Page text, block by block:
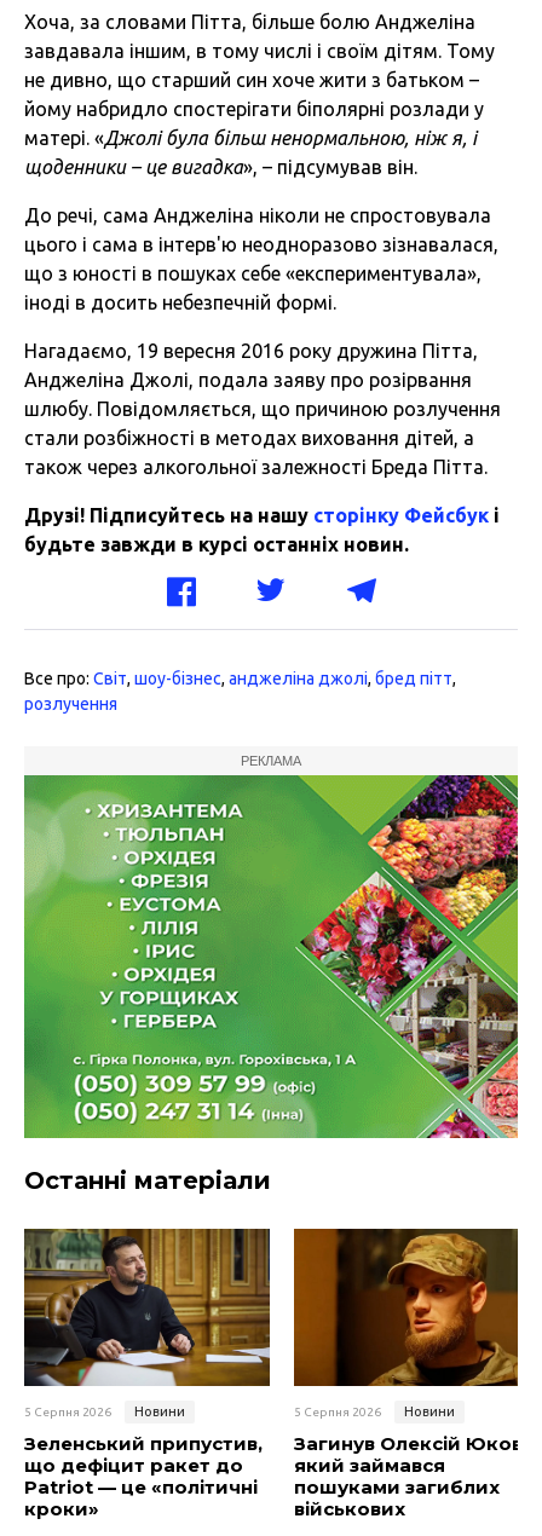
Хоча, за словами Пітта, більше болю Анджеліна
завдавала іншим, в тому числі і своїм дітям. Тому
не дивно, що старший син хоче жити з батьком –
йому набридло спостерігати біполярні розлади у
матері. «Джолі була більш ненормальною, ніж я, і
щоденники – це вигадка», – підсумував він.
До речі, сама Анджеліна ніколи не спростовувала
цього і сама в інтерв'ю неодноразово зізнавалася,
що з юності в пошуках себе «експериментувала»,
іноді в досить небезпечній формі.
Нагадаємо, 19 вересня 2016 року дружина Пітта,
Анджеліна Джолі, подала заяву про розірвання
шлюбу. Повідомляється, що причиною розлучення
стали розбіжності в методах виховання дітей, а
також через алкогольної залежності Бреда Пітта.
Друзі! Підписуйтесь на нашу сторінку Фейсбук і
будьте завжди в курсі останніх новин.
Все про: Світ, шоу-бізнес, анджеліна джолі, бред пітт,
розлучення
РЕКЛАМА
Останні матеріали
5 Серпня 2026 Новини
Зеленський припустив,
що дефіцит ракет до
Patriot — це «політичні
кроки»
5 Серпня 2026 Новини
Загинув Олексій Юков,
який займався
пошуками загиблих
військових